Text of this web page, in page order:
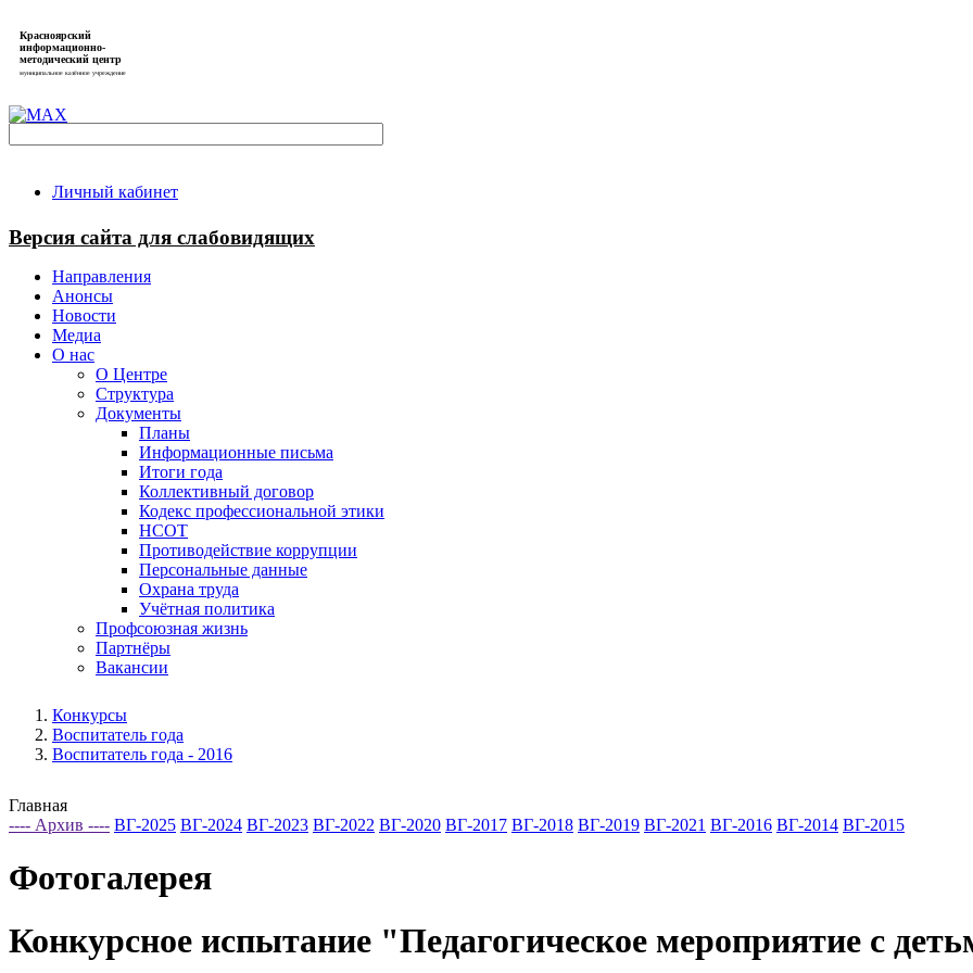
Красноярский
информационно-
методический центр
муниципальное казённое учреждение
Личный кабинет
Версия сайта для слабовидящих
Направления
Анонсы
Новости
Медиа
О нас
О Центре
Структура
Документы
Планы
Информационные письма
Итоги года
Коллективный договор
Кодекс профессиональной этики
НСОТ
Противодействие коррупции
Персональные данные
Охрана труда
Учётная политика
Профсоюзная жизнь
Партнёры
Вакансии
Конкурсы
Воспитатель года
Воспитатель года - 2016
Главная
---- Архив ---- ВГ-2025 ВГ-2024 ВГ-2023 ВГ-2022 ВГ-2020 ВГ-2017 ВГ-2018 ВГ-2019 ВГ-2021 ВГ-2016 ВГ-2014 ВГ-2015
Фотогалерея
Конкурсное испытание "Педагогическое мероприятие с